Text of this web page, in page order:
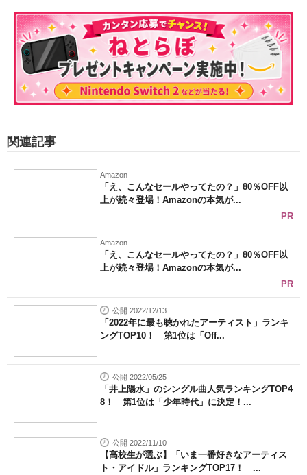
関連記事
Amazon
「え、こんなセールやってたの？」80％OFF以
上が続々登場！Amazonの本気が...
PR
Amazon
「え、こんなセールやってたの？」80％OFF以
上が続々登場！Amazonの本気が...
PR
公開 2022/12/13
「2022年に最も聴かれたアーティスト」ランキ
ングTOP10！ 第1位は「Off...
公開 2022/05/25
「井上陽水」のシングル曲人気ランキングTOP4
8！ 第1位は「少年時代」に決定！...
公開 2022/11/10
【高校生が選ぶ】「いま一番好きなアーティス
ト・アイドル」ランキングTOP17！ ...